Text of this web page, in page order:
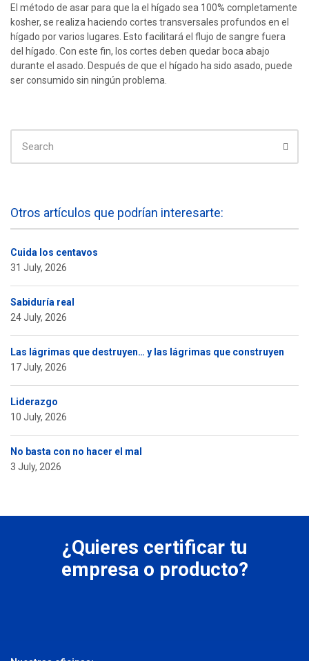
El método de asar para que la el hígado sea 100% completamente
kosher, se realiza haciendo cortes transversales profundos en el
hígado por varios lugares. Esto facilitará el flujo de sangre fuera
del hígado. Con este fin, los cortes deben quedar boca abajo
durante el asado. Después de que el hígado ha sido asado, puede
ser consumido sin ningún problema.
SEARCH
FOR:
Otros artículos que podrían interesarte:
Cuida los centavos
31 July, 2026
Sabiduría real
24 July, 2026
Las lágrimas que destruyen… y las lágrimas que construyen
17 July, 2026
Liderazgo
10 July, 2026
No basta con no hacer el mal
3 July, 2026
¿Quieres certificar tu
empresa o producto?